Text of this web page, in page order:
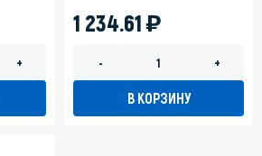
+
1 234.61)
- +
В КОРЗИНУ